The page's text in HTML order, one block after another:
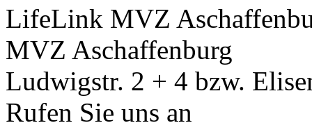
LifeLink MVZ
MVZ Aschaffenburg
Ludwigstr. 2 + 4 bzw.
Rufen Sie uns an